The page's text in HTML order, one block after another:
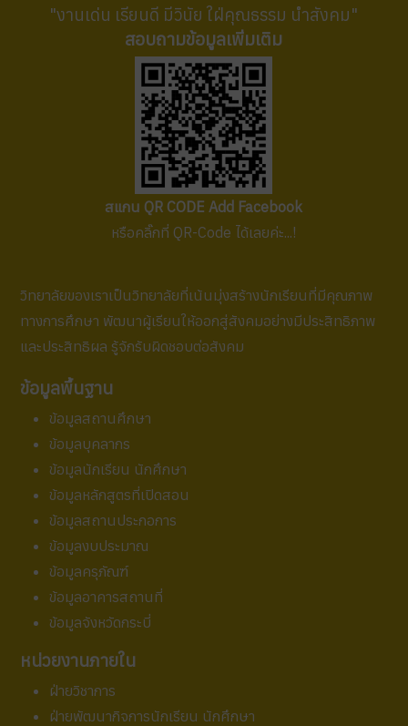
"งานเด่น เรียนดี มีวินัย ใฝ่คุณธรรม นำสังคม"
สอบถามข้อมูลเพิ่มเติม
สแกน QR CODE Add Facebook
หรือคลิ๊กที่ QR-Code ได้เลยค่ะ...!
วิทยาลัยของเราเป็นวิทยาลัยที่เน้นมุ่งสร้างนักเรียนที่มีคุณภาพ
ทางการศึกษา พัฒนาผู้เรียนให้ออกสู่สังคมอย่างมีประสิทธิภาพ
และประสิทธิผล รู้จักรับผิดชอบต่อสังคม
ข้อมูลพื้นฐาน
ข้อมูลสถานศึกษา
ข้อมูลบุคลากร
ข้อมูลนักเรียน นักศึกษา
ข้อมูลหลักสูตรที่เปิดสอน
ข้อมูลสถานประกอการ
ข้อมูลงบประมาณ
ข้อมูลครุภัณฑ์
ข้อมูลอาคารสถานที่
ข้อมูลจังหวัดกระบี่
หน่วยงานภายใน
ฝ่ายวิชาการ
ฝ่ายพัฒนากิจการนักเรียน นักศึกษา